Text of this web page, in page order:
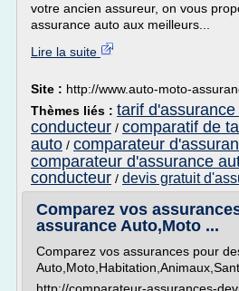
votre ancien assureur, on vous
assurance auto aux meilleurs...
Lire la suite
Site : http://www.auto-moto-
Thèmes liés : tarif
conducteur / comparatif de
auto / comparateur
comparateur d'assurance
conducteur / devis gratuit
Comparez vos
assurance Auto,Moto ...
Comparez vos assurances pour